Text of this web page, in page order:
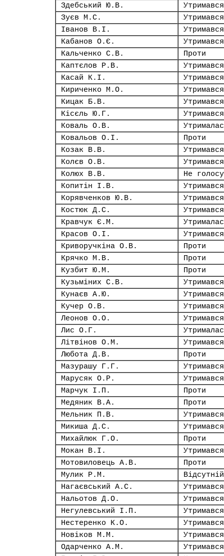
Здебський Ю.В.
Утримався
Зуєв М.С.
Утримався
Іванов В.І.
Утримався
Кабанов О.Є.
Утримався
Кальченко С.В.
Проти
Каптєлов Р.В.
Утримався
Касай К.І.
Утримався
Кириченко М.О.
Утримався
Кицак Б.В.
Утримався
Кісєль Ю.Г.
Утримався
Коваль О.В.
Ковальов О.І.
Проти
Козак В.В.
Утримався
Колєв О.В.
Утримався
Колюх В.В.
Не
Копитін І.В.
Утримався
Корявченков Ю.В.
Утримався
Костюк Д.С.
Утримався
Кравчук Є.М.
Красов О.І.
Утримався
Криворучкіна О.В.
Проти
Крячко М.В.
Проти
Кузбит Ю.М.
Проти
Кузьміних С.В.
Утримався
Кунаєв А.Ю.
Утримався
Кучер О.В.
Утримався
Леонов О.О.
Утримався
Лис О.Г.
Літвінов О.М.
Утримався
Любота Д.В.
Проти
Мазурашу Г.Г.
Утримався
Марусяк О.Р.
Утримався
Марчук І.П.
Проти
Медяник В.А.
Проти
Мельник П.В.
Утримався
Микиша Д.С.
Утримався
Михайлюк Г.О.
Проти
Мокан В.І.
Утримався
Мотовиловець А.В.
Проти
Мулик Р.М.
Відсутній
Нагаєвський А.С.
Утримався
Нальотов Д.О.
Утримався
Негулевський І.П.
Утримався
Нестеренко К.О.
Утримався
Новіков М.М.
Утримався
Одарченко А.М.
Утримався